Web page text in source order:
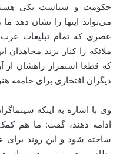
حکومت و سیاست یکی
می‌تواند اینها را نشان دهد
عصری که تمام تبلیغات غرب
ملائکه را کنار بزند
که قطعا استمرار راهشان از
دیگران افتخاری برای جامعه
وی با اشاره به اینکه
ادامه دهند، گفت: ما هم
ساخته شود و این روند برای